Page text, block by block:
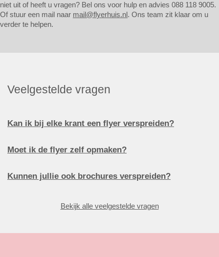
niet uit of heeft u vragen? Bel ons voor hulp en advies 088 118 9005.
Of stuur een mail naar mail@flyerhuis.nl. Ons team zit klaar om u
verder te helpen.
Veelgestelde vragen
Kan ik bij elke krant een flyer verspreiden?
Moet ik de flyer zelf opmaken?
Kunnen jullie ook brochures verspreiden?
Bekijk alle veelgestelde vragen